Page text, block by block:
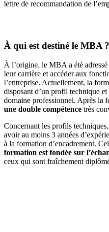
lettre de recommandation de
À qui est destiné le MBA ?
À l’origine, le MBA a été
leur carrière et accéder aux
l’entreprise. Actuellement, la
disposant d’un profil technique
domaine professionnel. Après la
une double compétence très
Concernant les profils
avoir au moins 3 années
à la formation d’encadrement.
formation est fondée sur
ceux qui sont fraîchement